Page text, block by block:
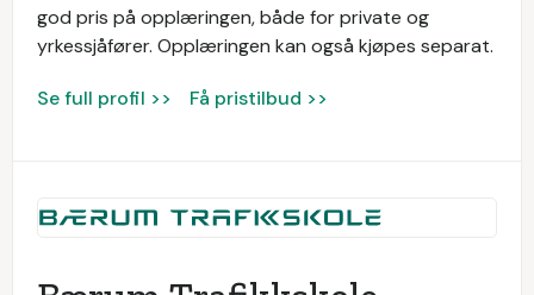
god pris på opplæringen, både for private og
yrkessjåfører. Opplæringen kan også kjøpes separat.
Se full profil >> Få pristilbud >>